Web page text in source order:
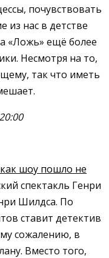
почувствовать
из нас в детстве
«Ложь» ещё более
Несмотря на то,
так что иметь
шоу пошло не
спектакль Генри
Шилдса. По
ставит детектив
сожалению, в
Вместо того,